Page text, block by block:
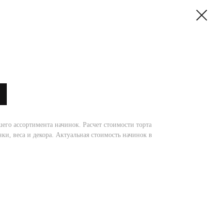
ассортимента начинок. Расчет стоимости торта
веса и декора. Актуальная стоимость начинок в